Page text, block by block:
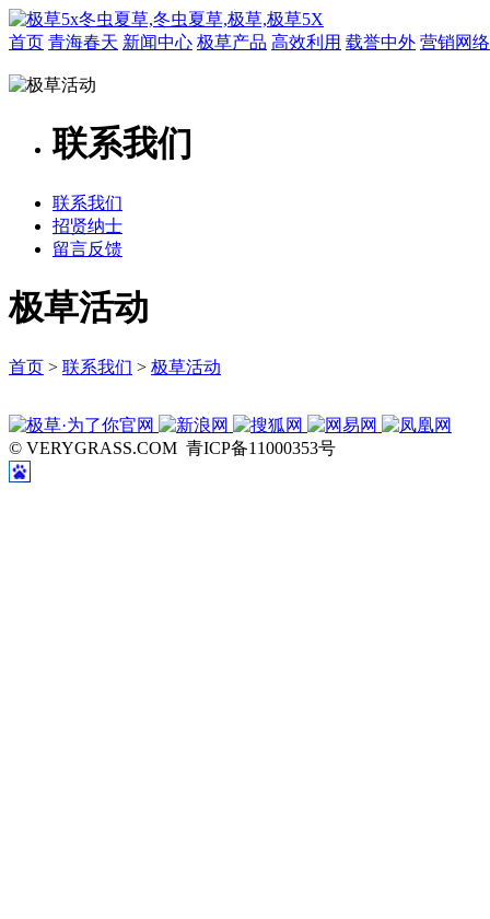
首页 青海春天 新闻中心 极草产品 高效利用 载誉中外 营销网络
联系我们
联系我们
招贤纳士
留言反馈
极草活动
首页 > 联系我们 > 极草活动
© VERYGRASS.COM 青ICP备11000353号